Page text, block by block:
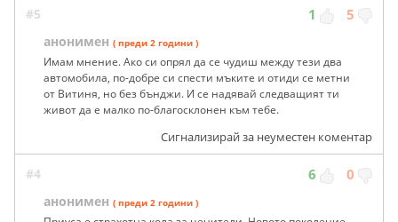
#5 1 5
анонимен ( преди 2 години )
Имам мнение. Ако си опрял да се чудиш между тези два
автомобила, по-добре си спести мъките и отиди се метни
от Витиня, но без бънджи. И се надявай следващият ти
живот да е малко по-благосклонен към тебе.
Сигнализирай за неуместен коментар
#4 6 0
анонимен ( преди 2 години )